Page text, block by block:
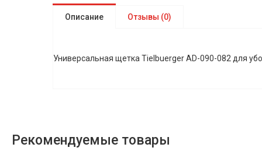
Описание Отзывы (0)
Универсальная щетка Tielbuerger AD-090-082 для
Рекомендуемые товары